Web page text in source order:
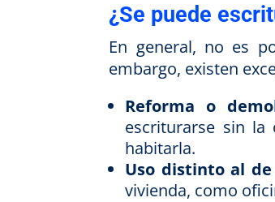
¿Se puede
En general, no es
embargo, existen
Reforma o
escriturarse sin la
habitarla.
Uso distinto al
vivienda, como